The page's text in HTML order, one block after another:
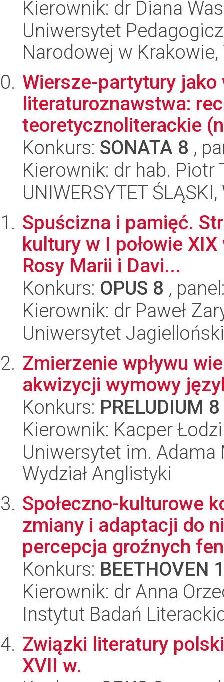
Kierownik: dr Diana
Uniwersytet
Narodowej w Krakowie,
Wiersze-partytury jako
literaturoznawstwa:
teoretycznoliterackie
Konkurs: SONATA 8 ,
Kierownik: dr hab. Piotr
UNIWERSYTET
Spuścizna i pamięć.
kultury w I połowie
Rosy Marii i Davi...
Konkurs: OPUS 8 ,
Kierownik: dr Paweł
Uniwersytet
Zmierzenie wpływu
akwizycji wymowy
Konkurs: PRELUDIUM 8
Kierownik: Kacper
Uniwersytet im.
Wydział Anglistyki
Społeczno-kulturowe
zmiany i adaptacji do
percepcja groźnych
Konkurs: BEETHOVEN
Kierownik: dr Anna
Instytut Badań
Związki literatury
XVII w.